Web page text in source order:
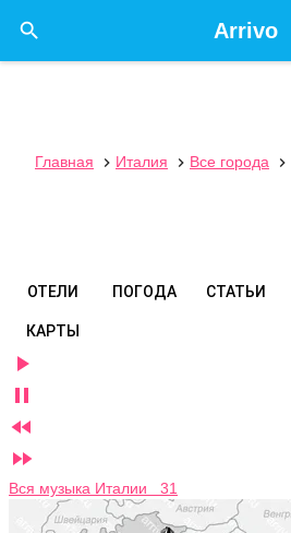
Arrivo

Главная  Италия  Все города 
ОТЕЛИ ПОГОДА СТАТЬИ
КАРТЫ




Вся музыка Италии 31